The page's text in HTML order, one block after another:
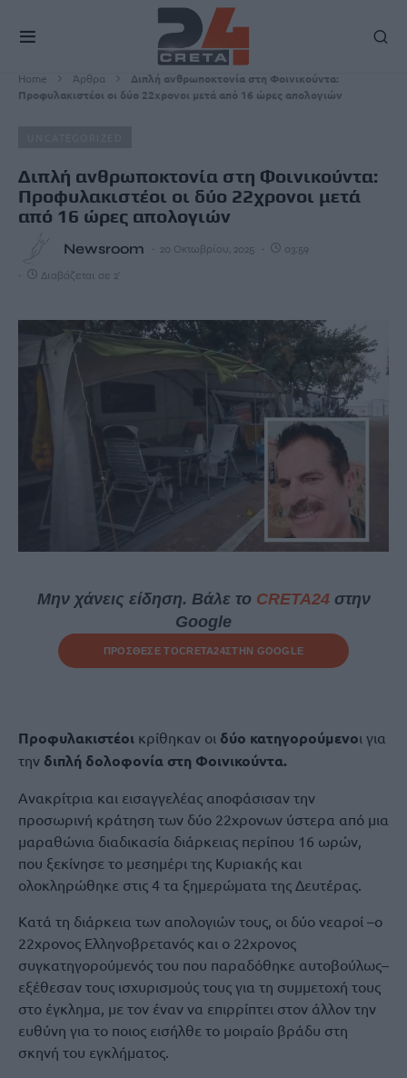
Home Άρθρα
Διπλή ανθρωποκτονία στη Φοινικούντα:
Προφυλακιστέοι οι δύο 22χρονοι μετά από 16 ώρες απολογιών
Διπλή ανθρωποκτονία στη Φοινικούντα:
Προφυλακιστέοι οι δύο 22χρονοι μετά
από 16 ώρες απολογιών
Newsroom 20 Οκτωβρίου, 2025 03:59
Διαβάζεται σε 2'
Μην χάνεις είδηση. Βάλε το CRETA24στην
Google
ΠΡΟΣΘΕΣΕ ΤΟCRETA24ΣΤΗΝ GOOGLE
Προφυλακιστέοι κρίθηκαν οι δύο κατηγορούμενοι για
την διπλή δολοφονία στη Φοινικούντα.
Ανακρίτρια και εισαγγελέας αποφάσισαν την
προσωρινή κράτηση των δύο 22χρονων ύστερα από μια
μαραθώνια διαδικασία διάρκειας περίπου 16 ωρών,
που ξεκίνησε το μεσημέρι της Κυριακής και
ολοκληρώθηκε στις 4 τα ξημερώματα της Δευτέρας.
Κατά τη διάρκεια των απολογιών τους, οι δύο νεαροί –ο
22χρονος Ελληνοβρετανός και ο 22χρονος
συγκατηγορούμενός του που παραδόθηκε αυτοβούλως–
εξέθεσαν τους ισχυρισμούς τους για τη συμμετοχή τους
στο έγκλημα, με τον έναν να επιρρίπτει στον άλλον την
ευθύνη για το ποιος εισήλθε το μοιραίο βράδυ στη
σκηνή του εγκλήματος.